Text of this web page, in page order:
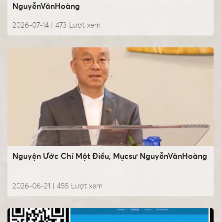
NguyễnVănHoàng
2026-07-14 | Lượt xem
473
Nguyện Ước Chỉ Một Điều, Mụcsư NguyễnVănHoàng
2026-06-21 | Lượt xem
455